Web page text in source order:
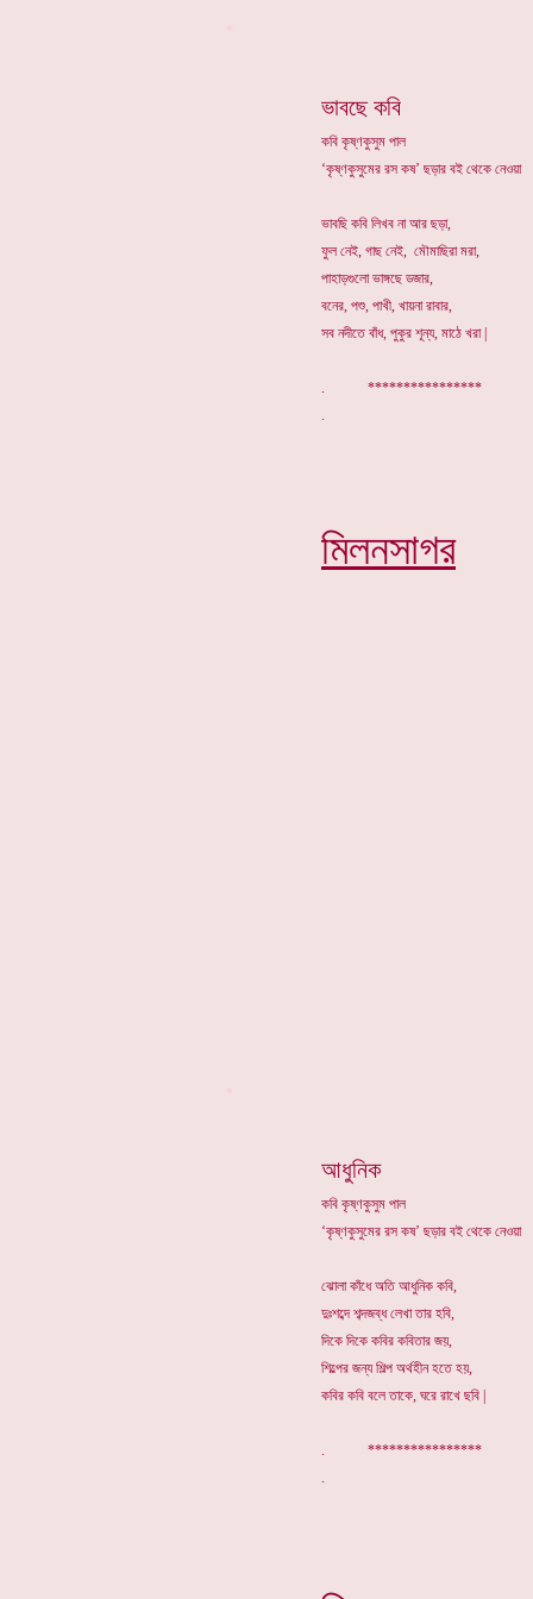
ভাবছে কবি
কবি কৃষ্ণকুসুম পাল
‘কৃষ্ণকুসুমের রস কষ’ ছড়ার বই থেকে নেওয়া
ভাবছি কবি লিখব না আর ছড়া,
ফুল নেই, গাছ নেই, মৌমাছিরা মরা,
পাহাড়গুলো ভাঙ্গছে ডজার,
বনের, পশু, পাখী, খায়না রাবার,
সব নদীতে বাঁধ, পুকুর শূন্য, মাঠে খরা |
. ****************
মিলনসাগর
আধুনিক
কবি কৃষ্ণকুসুম পাল
‘কৃষ্ণকুসুমের রস কষ’ ছড়ার বই থেকে নেওয়া
ঝোলা কাঁধে অতি আধুনিক কবি,
দুঃশব্দে শব্দজব্ধ লেখা তার হবি,
দিকে দিকে কবির কবিতার জয়,
শিল্পের জন্য শিল্প অর্থহীন হতে হয়,
কবির কবি বলে তাকে, ঘরে রাখে ছবি |
. ****************